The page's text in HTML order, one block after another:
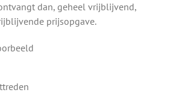
dan, geheel vrijblijvend,
prijsopgave.